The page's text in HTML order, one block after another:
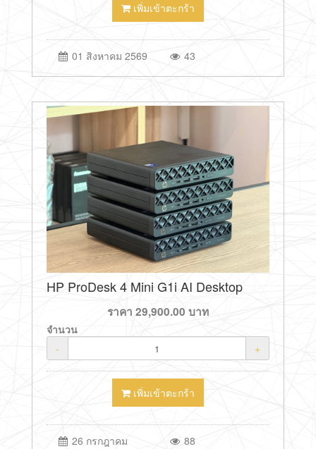
เพิ่มเข้าตะกร้า
01 สิงหาคม 2569 43
HP ProDesk 4 Mini G1i AI Desktop
ราคา 29,900.00 บาท
จำนวน
-
+
เพิ่มเข้าตะกร้า
26 กรกฎาคม
88